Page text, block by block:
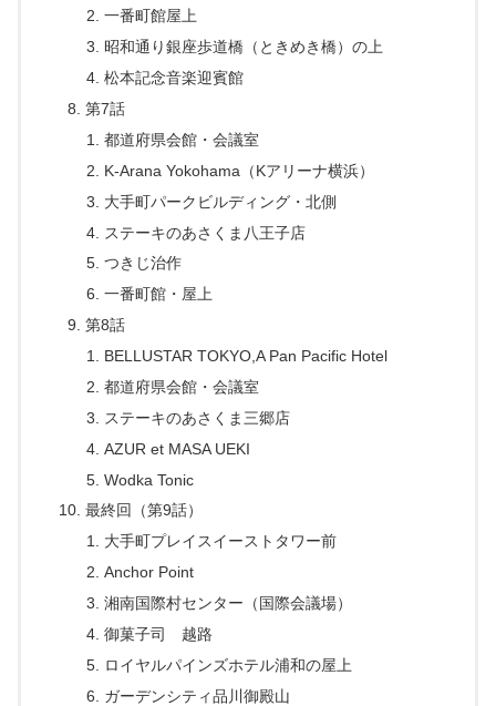
一番町館屋上
昭和通り銀座歩道橋（ときめき橋）の上
松本記念音楽迎賓館
第7話
都道府県会館・会議室
K-Arana Yokohama（Kアリーナ横浜）
大手町パークビルディング・北側
ステーキのあさくま八王子店
つきじ治作
一番町館・屋上
第8話
BELLUSTAR TOKYO,A Pan Pacific Hotel
都道府県会館・会議室
ステーキのあさくま三郷店
AZUR et MASA UEKI
Wodka Tonic
最終回（第9話）
大手町プレイスイーストタワー前
Anchor Point
湘南国際村センター（国際会議場）
御菓子司 越路
ロイヤルパインズホテル浦和の屋上
ガーデンシティ品川御殿山